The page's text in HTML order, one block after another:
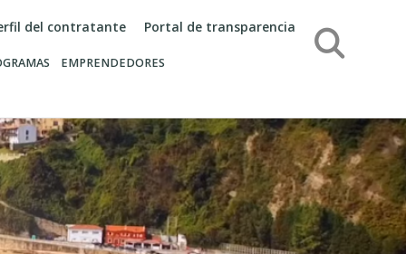
del contratante Portal de transparencia
EMPRENDEDORES
Búsqueda